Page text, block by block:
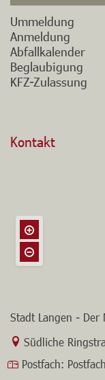
Ummeldung
Anmeldung
Abfallkalender
Beglaubigung
KFZ-Zulassung
Kontakt
Stadt Langen - Der
Link zur Google-
Südliche
Postfach: